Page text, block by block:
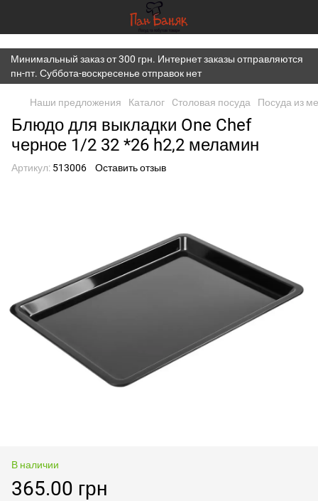
})(window,document,'script','dataLayer','GTM-K7JWBM2W');
Минимальный заказ от 300 грн. Интернет заказы отправляются
пн-пт. Суббота-воскресенье отправок нет
Наши предложения Каталог Cтоловая посуда Посуда из
Блюдо для выкладки One Chef
черное 1/2 32 *26 h2,2 меламин
Артикул: 513006 Оставить отзыв
В наличии
365.00 грн